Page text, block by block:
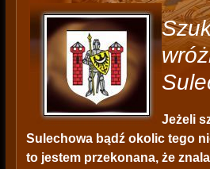
Jeżeli
Sulechowa bądź okolic tego
to jestem przekonana, że